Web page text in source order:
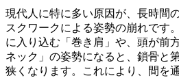
現代人に特に多い原因が、長時間
スクワークによる姿勢の崩れです
に入り込む「巻き肩」や、頭が前
ネック」の姿勢になると、鎖骨と
狭くなります。これにより、間を